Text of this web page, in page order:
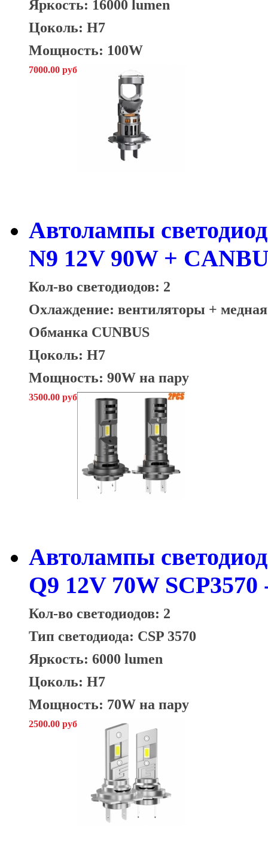
Яркость: 16000 lumen
Цоколь: H7
Мощность: 100W
7000.00 руб
Автолампы
N9 12V 90W +
Кол-во светодиодов: 2
Охлаждение: вентиляторы +
Обманка CUNBUS
Цоколь: H7
Мощность: 90W на пару
3500.00 руб
Автолампы
Q9 12V 70W
Кол-во светодиодов: 2
Тип светодиода: CSP 3570
Яркость: 6000 lumen
Цоколь: H7
Мощность: 70W на пару
2500.00 руб